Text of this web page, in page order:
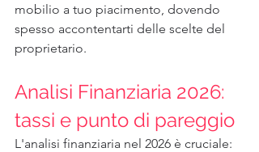
mobilio a tuo piacimento, dovendo
spesso accontentarti delle scelte del
proprietario.
Analisi Finanziaria 2026:
tassi e punto di pareggio
L'analisi finanziaria nel 2026 è cruciale: